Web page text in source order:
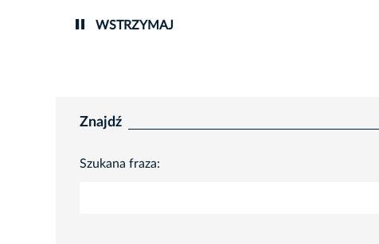
WSTRZYMAJ
Znajdź
Szukana fraza: